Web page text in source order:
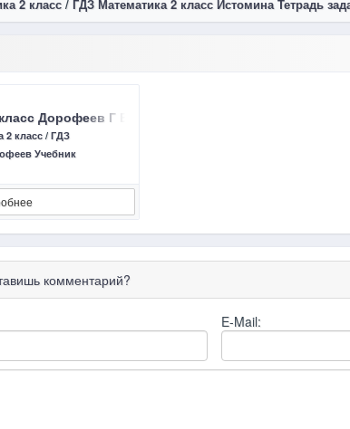
2 класс/ ГДЗ Математика 2 класс Истомина Тетрадь
Дорофеев Г В, Миракова Т Н страница 105 – 106
2 класс/ ГДЗ
Учебник
комментарий?
E-Mail: